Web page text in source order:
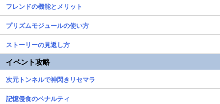
フレンドの機能とメリット
プリズムモジュールの使い方
ストーリーの見返し方
イベント攻略
次元トンネルで神閃きリセマラ
記憶侵食のペナルティ